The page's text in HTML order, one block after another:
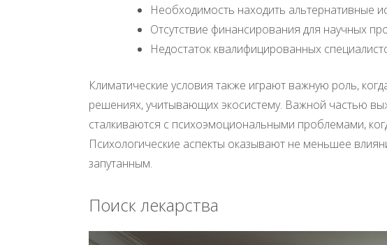
Необходимость находить альтернативные
Отсутствие финансирования для научных
Недостаток квалифицированных
Климатические условия также играют важную роль,
решениях, учитывающих экосистему. Важной частью
сталкиваются с психоэмоциональными проблемами,
Психологические аспекты оказывают не меньшее
запутанным.
Поиск лекарства